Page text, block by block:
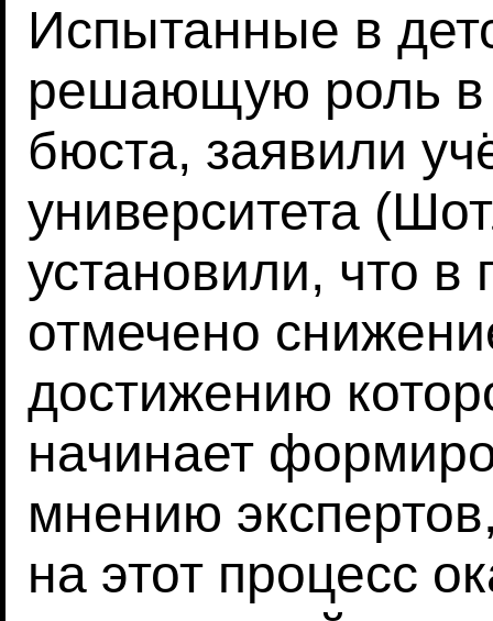
Испытанные в
решающую роль в
бюста, заявили
университета
установили, что в
отмечено
достижению
начинает
мнению
на этот процесс